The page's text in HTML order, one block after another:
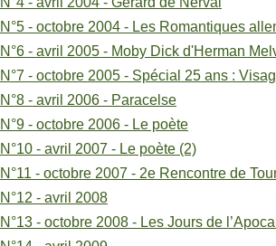
octobre
2007
-
2e
Rencontre
de
Tourtrès
N°5 - octobre 2004 - Les Romantiques
N°6 - avril 2005 - Moby Dick d'Herman
N°7 - octobre 2005 - Spécial 25 ans :
N°8 - avril 2006 - Paracelse
N°9 - octobre 2006 - Le poète
N°10 - avril 2007 - Le poète (2)
N°11 - octobre 2007 - 2e Rencontre de
N°12 - avril 2008
N°13 - octobre 2008 - Les Jours de